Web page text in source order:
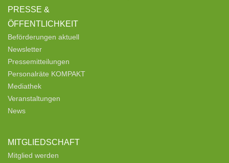
PRESSE &
ÖFFENTLICHKEIT
Beförderungen aktuell
Newsletter
Pressemitteilungen
Personalräte KOMPAKT
Mediathek
Veranstaltungen
News
MITGLIEDSCHAFT
Mitglied werden